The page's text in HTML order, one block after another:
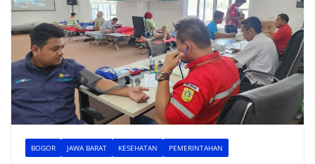
BOGOR JAWA BARAT KESEHATAN PEMERINTAHAN